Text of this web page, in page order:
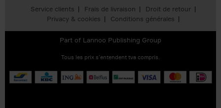
Service clients Frais de livraison
Droit de retour
Privacy & cookies
Conditions générales
Part of Lannoo Publishing Group
Tous les prix s’entendent tva compris.